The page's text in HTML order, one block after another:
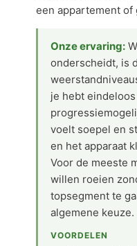
een appartement of
Onze ervaring:
onderscheidt, is
je hebt eindeloos
voelt soepel en
en het apparaat
Voor de meeste
willen roeien
topsegment te
algemene keuze.
VOORDELEN